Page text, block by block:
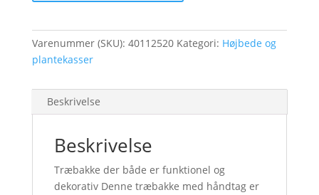
Varenummer (SKU): 40112520 Kategori: Højbede og
plantekasser
Beskrivelse
Beskrivelse
Træbakke der både er funktionel og
dekorativ Denne træbakke med håndtag er